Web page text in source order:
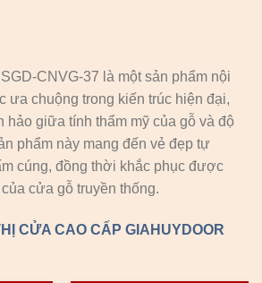
CNVG-37 là một sản phẩm nội
ưa chuộng trong kiến trúc hiện đại,
hảo giữa tính thẩm mỹ của gỗ và độ
phẩm này mang đến vẻ đẹp tự
cúng, đồng thời khắc phục được
cửa gỗ truyền thống.
CỬA CAO CẤP GIAHUYDOOR